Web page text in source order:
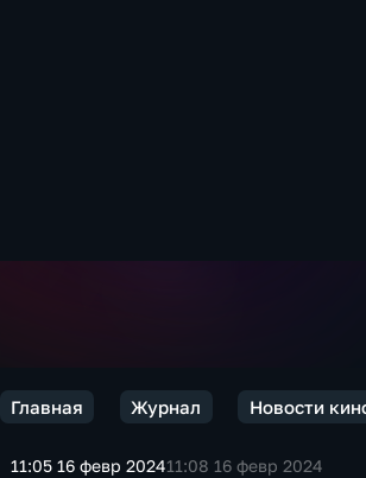
Главная Журнал Новости
11:05 16 февр 202411:08 16 февр 2024